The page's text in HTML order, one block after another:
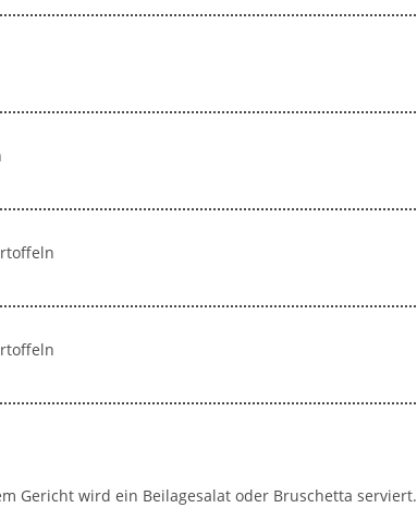
Gericht wird ein Beilagesalat oder Bruschetta serviert.